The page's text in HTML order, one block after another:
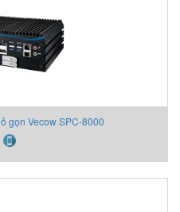
gọn Vecow SPC-8000